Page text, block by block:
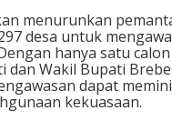
menurunkan
desa untuk
hanya satu
dan Wakil Bupati
dapat
kekuasaan.